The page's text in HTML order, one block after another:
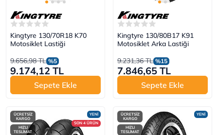
Kingtyre 130/70R18 K70
Motosiklet Lastiği
9.656,98 TL %5
9.174,12 TL
Sepete Ekle
Kingtyre 130/80B17 K91
Motosiklet Arka Lastiği
9.231,36 TL %15
7.846,65 TL
Sepete Ekle
YENİ
SON 4 ÜRÜN
ÜCRETSİZ
KARGO
HIZLI
TESLİMAT
YENİ
ÜCRETSİZ
KARGO
HIZLI
TESLİMAT